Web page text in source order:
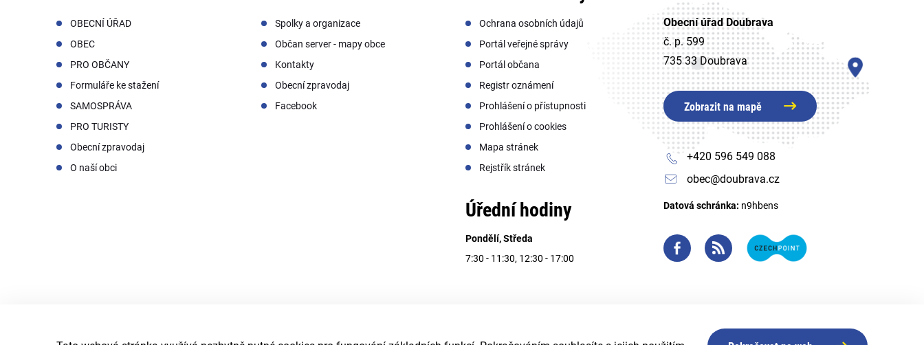
OBECNÍ ÚŘAD
OBEC
PRO OBČANY
Formuláře ke stažení
SAMOSPRÁVA
PRO TURISTY
Obecní zpravodaj
O naší obci
Spolky a organizace
Občan server - mapy obce
Kontakty
Obecní zpravodaj
Facebook
Ochrana osobních údajů
Portál veřejné správy
Portál občana
Registr oznámení
Prohlášení o přístupnosti
Prohlášení o cookies
Mapa stránek
Rejstřík stránek
Úřední hodiny
Pondělí, Středa
7:30 - 11:30, 12:30 - 17:00
Obecní úřad Doubrava
č. p. 599
735 33 Doubrava
Zobrazit na mapě
+420 596 549 088
obec@doubrava.cz
Datová schránka: n9hbens